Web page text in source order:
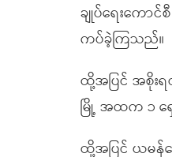
ချုပ်ရေးကော
ကပ်ခဲ့ကြသည်။
ထို့အပြင် အစိုးရ
မြို့ အထက ၁ ရှ
ထို့အပြင် ယမန်